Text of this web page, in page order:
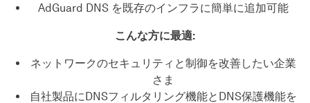
AdGuard DNS を既存のインフラに簡単に追加可能
こんな方に最適:
ネットワークのセキュリティと制御を改善したい企業
さま
自社製品にDNSフィルタリング機能とDNS保護機能を